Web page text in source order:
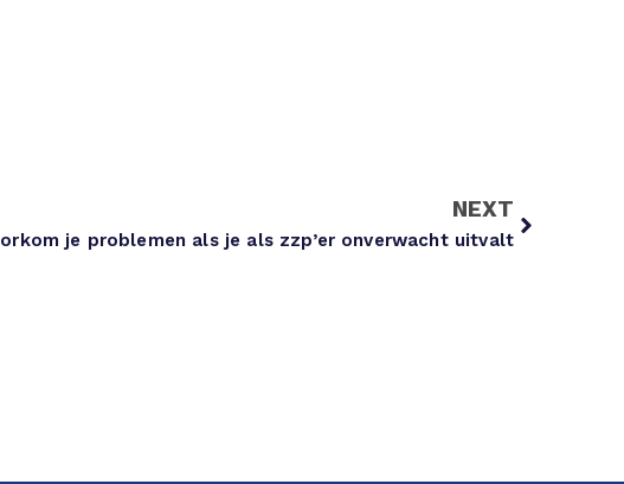
NEXT
je problemen als je als zzp’er onverwacht uitvalt